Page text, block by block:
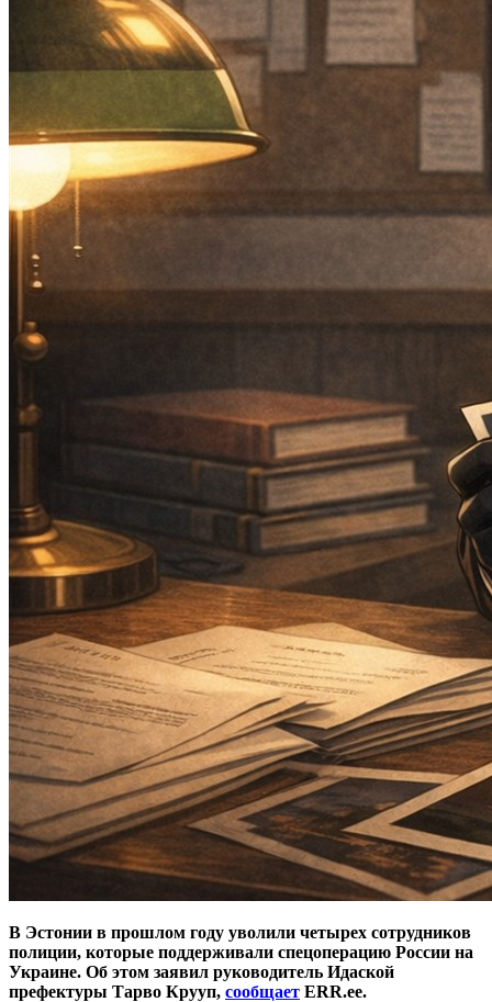
В Эстонии в прошлом году уволили четырех сотрудников
полиции, которые поддерживали спецоперацию России на
Украине. Об этом заявил руководитель Идаской
префектуры Тарво Крууп, сообщает ERR.ee.